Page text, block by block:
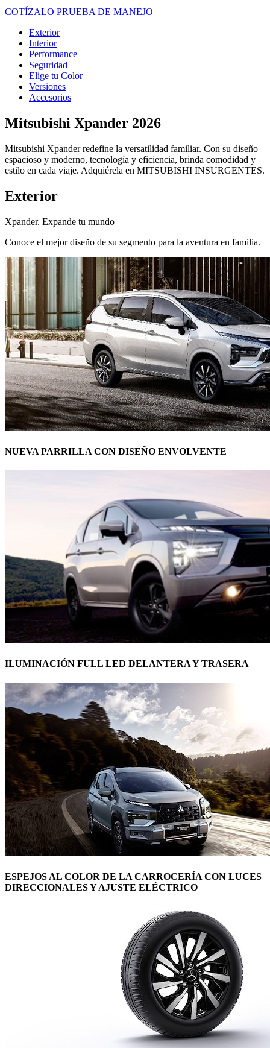
COTÍZALO PRUEBA DE MANEJO
Exterior
Interior
Performance
Seguridad
Elige tu Color
Versiones
Accesorios
Mitsubishi Xpander 2026
Mitsubishi Xpander redefine la versatilidad familiar. Con su diseño
espacioso y moderno, tecnología y eficiencia, brinda comodidad y
estilo en cada viaje. Adquiérela en MITSUBISHI INSURGENTES.
Exterior
Xpander. Expande tu mundo
Conoce el mejor diseño de su segmento para la aventura en familia.
NUEVA PARRILLA CON DISEÑO ENVOLVENTE
ILUMINACIÓN FULL LED DELANTERA Y TRASERA
ESPEJOS AL COLOR DE LA CARROCERÍA CON LUCES
DIRECCIONALES Y AJUSTE ELÉCTRICO